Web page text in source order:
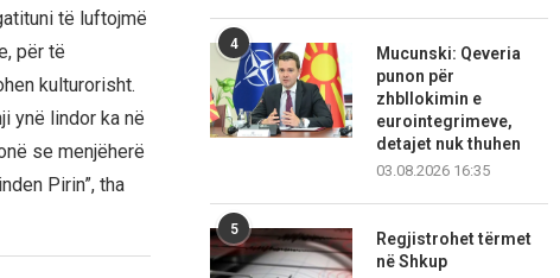
të luftojmë
për të
kulturorisht.
ynë lindor ka në
se menjëherë
Pirin”, tha
4
Mucunski: Qeveria
punon për
zhbllokimin e
eurointegrimeve,
detajet nuk thuhen
03.08.2026 16:35
5
Regjistrohet tërmet
në Shkup